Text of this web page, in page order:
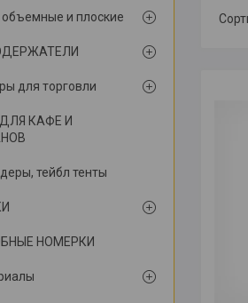
и плоские
для торговли
КАФЕ И
тейбл тенты
НОМЕРКИ